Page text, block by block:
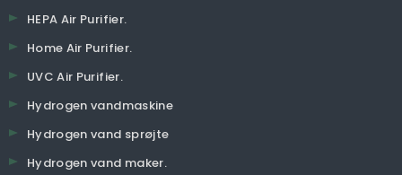
HEPA Air Purifier.
Home Air Purifier.
UVC Air Purifier.
Hydrogen vandmaskine
Hydrogen vand sprøjte
Hydrogen vand maker.